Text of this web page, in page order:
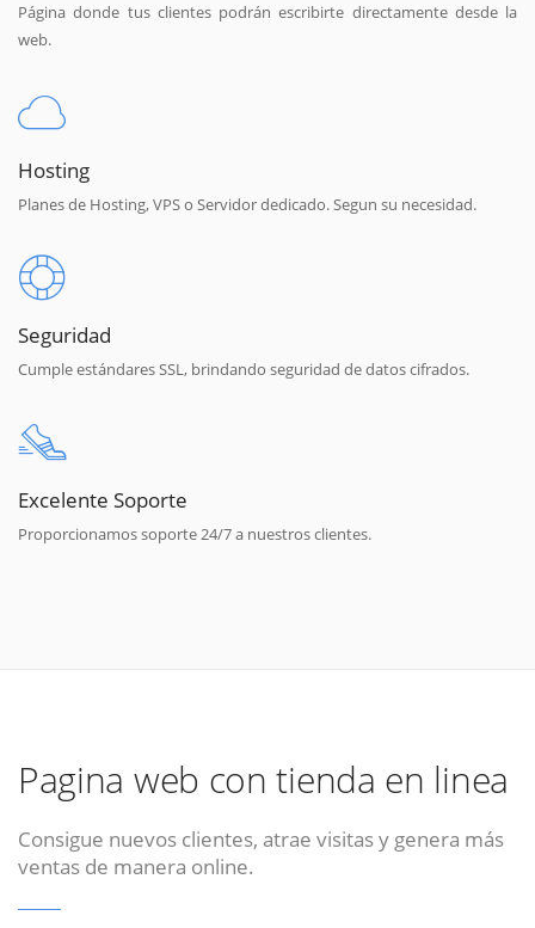
Página donde tus clientes podrán escribirte directamente desde la
web.
Hosting
Planes de Hosting, VPS o Servidor dedicado. Segun su necesidad.
Seguridad
Cumple estándares SSL, brindando seguridad de datos cifrados.
Excelente Soporte
Proporcionamos soporte 24/7 a nuestros clientes.
Pagina web con tienda en linea
Consigue nuevos clientes, atrae visitas y genera más
ventas de manera online.